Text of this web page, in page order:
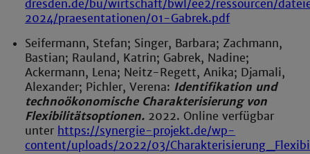
dresden.de/bu/wirtschaft/bwl/ee2/ressourcen/
2024/praesentationen/01-Gabrek.pdf
Seifermann, Stefan; Singer, Barbara; Zachmann,
Bastian; Rauland, Katrin; Gabrek, Nadine;
Ackermann, Lena; Neitz-Regett, Anika; Djamali,
Alexander; Pichler, Verena: Identifikation und
technoökonomische Charakterisierung von
Flexibilitätsoptionen. 2022. Online verfügbar
unter https://synergie-projekt.de/wp-
content/uploads/2022/03/